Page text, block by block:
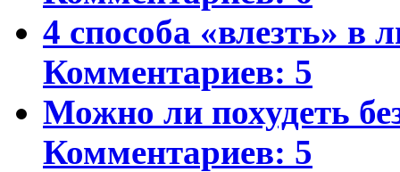
4 способа «влезть» в
Комментариев: 5
Можно ли похудеть
Комментариев: 5